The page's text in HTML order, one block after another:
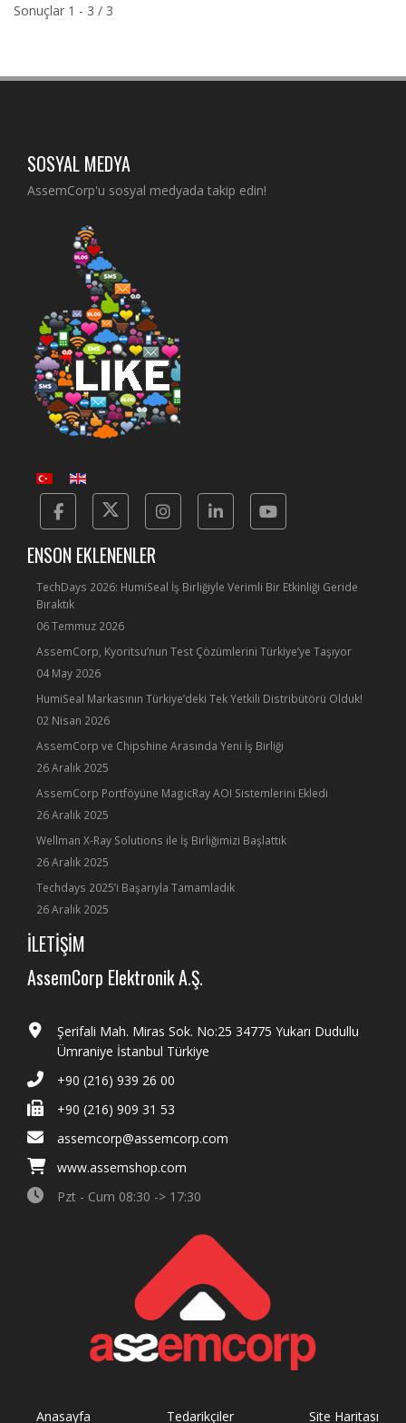
Sonuçlar 1 - 3 / 3
SOSYAL MEDYA
AssemCorp'u sosyal medyada takip edin!
FacebookTwitterInstagramLinkedinYotube
ENSON EKLENENLER
TechDays 2026: HumiSeal İş Birliğiyle Verimli Bir Etkinliği Geride
Bıraktık
06 Temmuz 2026
AssemCorp, Kyoritsu’nun Test Çözümlerini Türkiye’ye Taşıyor
04 May 2026
HumiSeal Markasının Türkiye’deki Tek Yetkili Distribütörü Olduk!
02 Nisan 2026
AssemCorp ve Chipshine Arasında Yeni İş Birliği
26 Aralık 2025
AssemCorp Portföyüne MagicRay AOI Sistemlerini Ekledi
26 Aralık 2025
Wellman X-Ray Solutions ile İş Birliğimizi Başlattık
26 Aralık 2025
Techdays 2025’i Başarıyla Tamamladık
26 Aralık 2025
İLETİŞİM
AssemCorp Elektronik A.Ş.
Şerifali Mah. Miras Sok. No:25 34775 Yukarı Dudullu
Ümraniye İstanbul Türkiye
+90 (216) 939 26 00
+90 (216) 909 31 53
assemcorp@assemcorp.com
www.assemshop.com
Pzt - Cum 08:30 -> 17:30
Anasayfa Tedarikçiler Site Haritası